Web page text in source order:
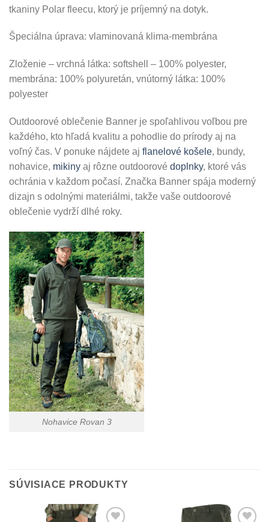
tkaniny Polar fleecu, ktorý je príjemný na dotyk.
Špeciálna úprava: vlaminovaná klima-membrána
Zloženie – vrchná látka: softshell – 100% polyester,
membrána: 100% polyuretán, vnútorný látka: 100%
polyester
Outdoorové oblečenie Banner je spoľahlivou voľbou pre
každého, kto hľadá kvalitu a pohodlie do prírody aj na
voľný čas. V ponuke nájdete aj flanelové košele, bundy,
nohavice, mikiny aj rôzne outdoorové doplnky, ktoré vás
ochránia v každom počasí. Značka Banner spája moderný
dizajn s odolnými materiálmi, takže vaše outdoorové
oblečenie vydrží dlhé roky.
Nohavice Rovan 3
SÚVISIACE PRODUKTY